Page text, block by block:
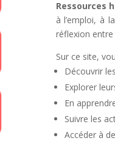
Ressources
à l’emploi, à
réflexion
Sur ce site,
Découvrir
Explorer
En
Suivre les
Accéder à